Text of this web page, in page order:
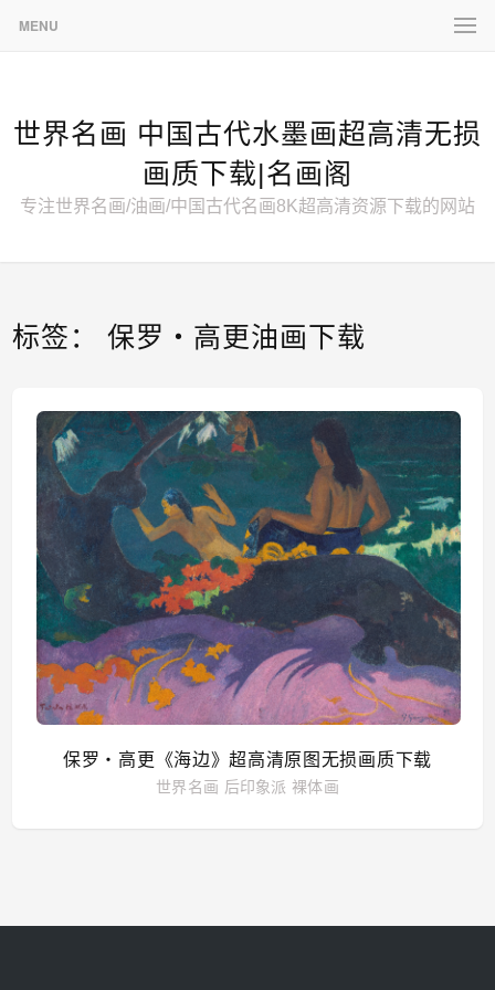
MENU
世界名画 中国古代水墨画超高清无损
画质下载|名画阁
专注世界名画/油画/中国古代名画8K超高清资源下载的网站
标签：保罗・高更油画下载
保罗・高更《海边》超高清原图无损画质下载
世界名画 后印象派 裸体画